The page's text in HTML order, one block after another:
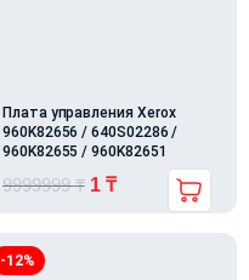
Плата управления Xerox
960K82656 / 640S02286 /
960K82655 / 960K82651
9999999₸ 1 ₸
-12%